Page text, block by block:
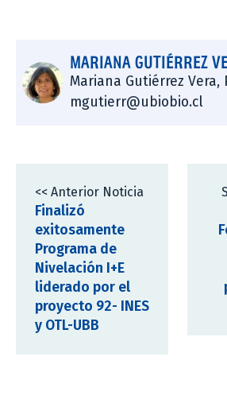
MARIANA GUTIÉRREZ
Mariana Gutiérrez Vera,
mgutierr@ubiobio.cl
<< Anterior Noticia
Finalizó
exitosamente
Programa de
Nivelación I+E
liderado por el
proyecto 92- INES
y OTL-UBB